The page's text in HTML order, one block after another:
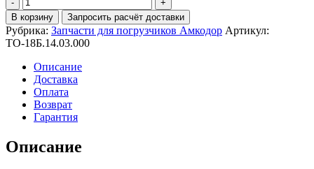
Тяга
ТО-18Б.14.03.000
В корзину Запросить расчёт доставки
Рубрика: Запчасти для погрузчиков Амкодор Артикул:
ТО-18Б.14.03.000
Описание
Доставка
Оплата
Возврат
Гарантия
Описание